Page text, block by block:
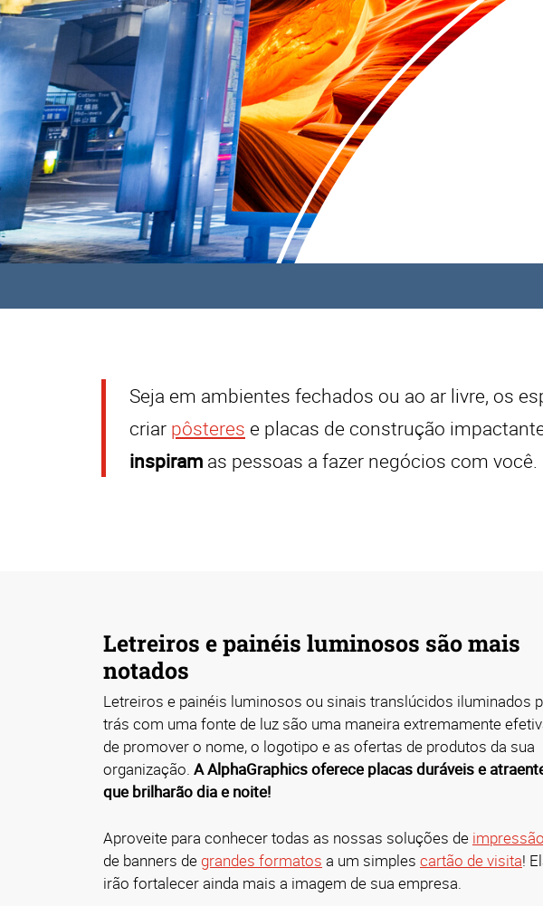
Seja em ambientes fechados ou ao ar livre, os
criar pôsteres e placas de construção
inspiram as pessoas a fazer negócios com você.
Letreiros e painéis luminosos são mais
notados
Letreiros e painéis luminosos ou sinais translúcidos iluminados
trás com uma fonte de luz são uma maneira extremamente
de promover o nome, o logotipo e as ofertas de produtos da sua
organização. A AlphaGraphics oferece placas duráveis e
que brilharão dia e noite!
Aproveite para conhecer todas as nossas soluções de impressão
de banners de grandes formatos a um simples cartão de visita!
irão fortalecer ainda mais a imagem de sua empresa.